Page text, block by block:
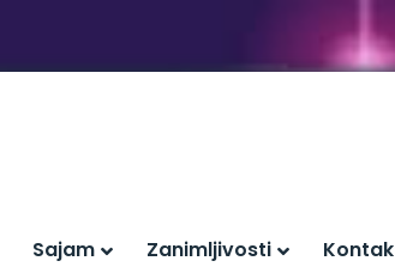
Sajam Zanimljivosti